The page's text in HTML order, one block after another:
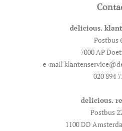
delicious.
Postbus
7000 AP
e-mail
020 894
delicious.
Postbus
1100 DD